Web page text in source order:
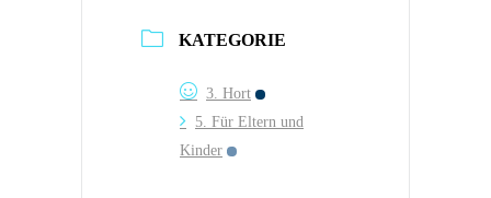
KATEGORIE
3. Hort
5. Für Eltern und
Kinder